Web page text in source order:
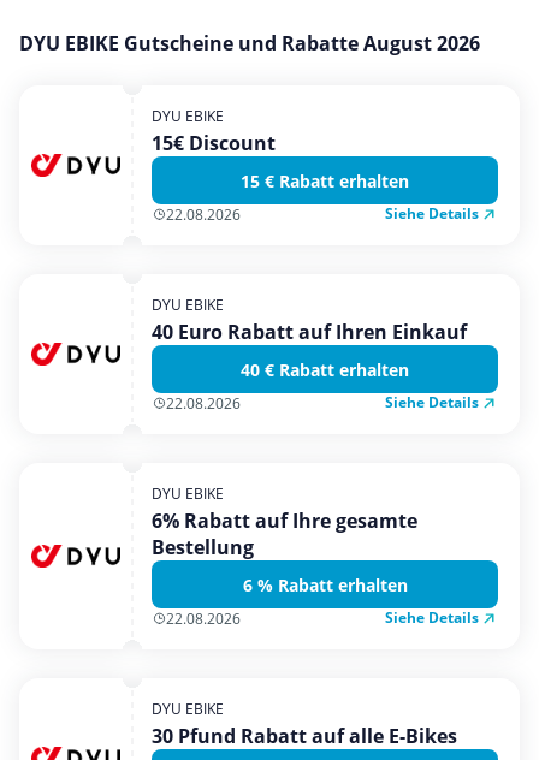
Sonstiges
Urlaub & Reise
DYU EBIKE Gutscheine und Rabatte August 2026
DYU EBIKE
15€ Discount
15 € Rabatt erhalten
22.08.2026 Siehe Details
DYU EBIKE
40 Euro Rabatt auf Ihren Einkauf
40 € Rabatt erhalten
22.08.2026 Siehe Details
DYU EBIKE
6% Rabatt auf Ihre gesamte
Bestellung
6 % Rabatt erhalten
22.08.2026 Siehe Details
DYU EBIKE
30 Pfund Rabatt auf alle E-Bikes